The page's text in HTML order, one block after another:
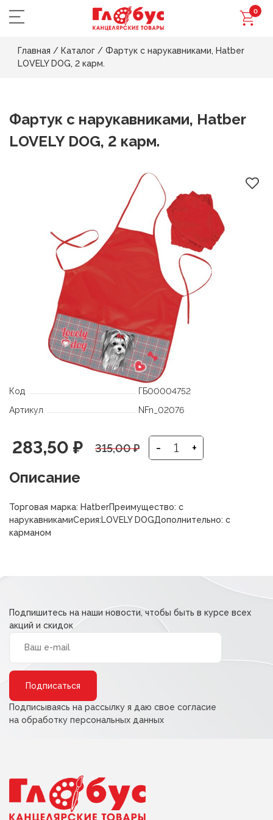
0
Главная / Каталог / Фартук с нарукавниками, Hatber
LOVELY DOG, 2 карм.
Фартук с нарукавниками, Hatber
LOVELY DOG, 2 карм.
Код
ГБ00004752
Артикул
NFn_02076
315,00₽
Первоначальная
цена
составляла
315,00 ₽.
283,50 ₽
Текущая
цена:
283,50 ₽.
- +
Описание
Торговая марка: HatberПреимущество: с
нарукавникамиСерия:LOVELY DOGДополнительно: с
карманом
Подпишитесь на наши новости, чтобы быть в курсе всех
акций и скидок
Подписываясь на рассылку я даю свое согласие
на обработку персональных данных